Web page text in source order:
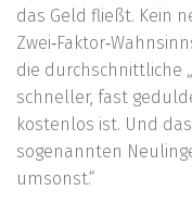
das Geld fließt. Kein
die durchschnittliche
schneller, fast
kostenlos ist. Und
sogenannten
umsonst.“